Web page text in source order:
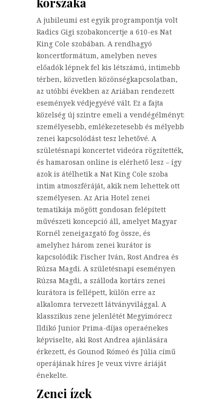
A jubileumi est egyik programpontja volt
Radics Gigi szobakoncertje a 610-es Nat
King Cole szobában. A rendhagyó
koncertformátum, amelyben neves
előadók lépnek fel kis létszámú, intimebb
térben, közvetlen közönségkapcsolatban,
az utóbbi években az Ariában rendezett
események védjegyévé vált. Ez a fajta
közelség új szintre emeli a vendégélményt:
személyesebb, emlékezetesebb és mélyebb
zenei kapcsolódást tesz lehetővé. A
születésnapi koncertet videóra rögzítették,
és hamarosan online is elérhető lesz – így
azok is átélhetik a Nat King Cole szoba
intim atmoszféráját, akik nem lehettek ott
személyesen. Az Aria Hotel zenei
tematikája mögött gondosan felépített
művészeti koncepció áll, amelyet Magyar
Kornél zeneigazgató fog össze, és
amelyhez három zenei kurátor is
kapcsolódik: Fischer Iván, Rost Andrea és
Rúzsa Magdi. A születésnapi eseményen
Rúzsa Magdi, a szálloda kortárs zenei
kurátora is fellépett, külön erre az
alkalomra tervezett látványvilággal. A
klasszikus zene jelenlétét Megyimórecz
Ildikó Junior Prima-díjas operaénekes
képviselte, aki Rost Andrea ajánlására
érkezett, és Gounod Rómeó és Júlia című
operájának híres Je veux vivre áriáját
énekelte.
Zenei ízek